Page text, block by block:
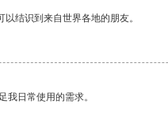
结识到来自世界各地的朋友。
我日常使用的需求。